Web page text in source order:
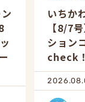
いちか
【8/7
ション
check！